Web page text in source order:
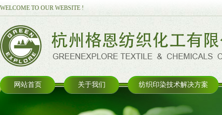
WELCOME TO OUR WEBSITE !
网站首页 关于我们 纺织印染技术解决方案